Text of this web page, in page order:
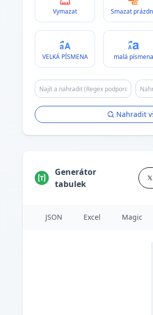
Vymazat Smazat
VELKÁ PÍSMENA malá písmena
Nahradit
Generátor
tabulek
JSON Excel Magic